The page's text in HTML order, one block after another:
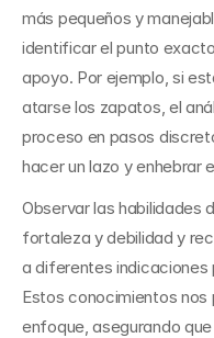
más pequeños y
identificar el punto
apoyo. Por ejemplo, si
atarse los zapatos, el
proceso en pasos
hacer un lazo y enhebrar
Observar las habilidades
fortaleza y debilidad y
a diferentes indicaciones
Estos conocimientos nos
enfoque, asegurando